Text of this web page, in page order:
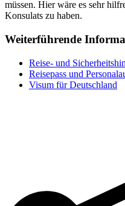
müssen. Hier wäre es sehr
Konsulats zu haben.
Weiterführende
Reise- und
Reisepass und
Visum für Deutschland